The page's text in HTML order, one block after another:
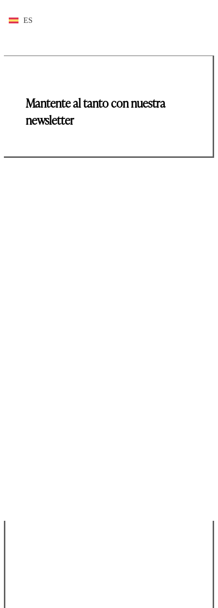
ES
Mantente al tanto con nuestra
newsletter